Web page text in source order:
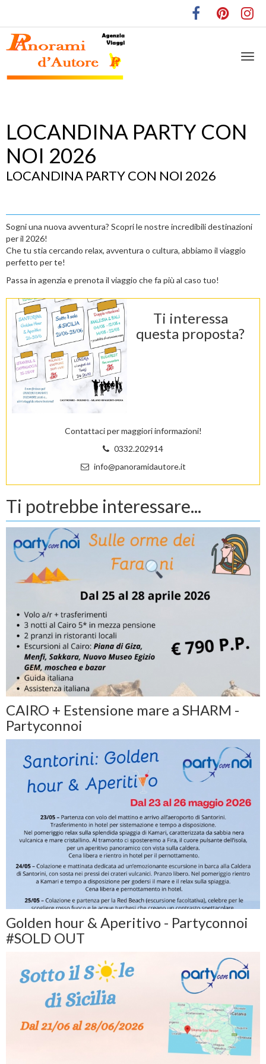
LOCANDINA PARTY CON
NOI 2026
LOCANDINA PARTY CON NOI 2026
Sogni una nuova avventura? Scopri le nostre incredibili destinazioni
per il 2026!
Che tu stia cercando relax, avventura o cultura, abbiamo il viaggio
perfetto per te!
Passa in agenzia e prenota il viaggio che fa più al caso tuo!
Ti interessa
questa proposta?
Contattaci per maggiori informazioni!
0332.202914
info@panoramidautore.it
Ti potrebbe interessare...
CAIRO + Estensione mare a SHARM -
Partyconnoi
Golden hour & Aperitivo - Partyconnoi
#SOLD OUT